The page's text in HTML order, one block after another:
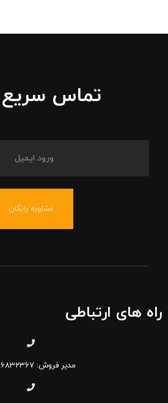
تماس سریع
مشاوره رایگان
راه های ارتباطی
مدیر فروش: 09126832367